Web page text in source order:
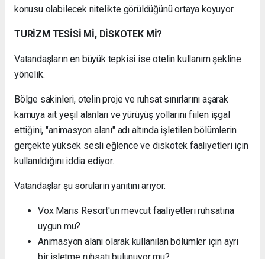
konusu olabilecek nitelikte görüldüğünü ortaya koyuyor.
TURİZM TESİSİ Mİ, DİSKOTEK Mİ?
Vatandaşların en büyük tepkisi ise otelin kullanım şekline
yönelik.
Bölge sakinleri, otelin proje ve ruhsat sınırlarını aşarak
kamuya ait yeşil alanları ve yürüyüş yollarını fiilen işgal
ettiğini, "animasyon alanı" adı altında işletilen bölümlerin
gerçekte yüksek sesli eğlence ve diskotek faaliyetleri için
kullanıldığını iddia ediyor.
Vatandaşlar şu soruların yanıtını arıyor:
Vox Maris Resort'un mevcut faaliyetleri ruhsatına
uygun mu?
Animasyon alanı olarak kullanılan bölümler için ayrı
bir işletme ruhsatı bulunuyor mu?